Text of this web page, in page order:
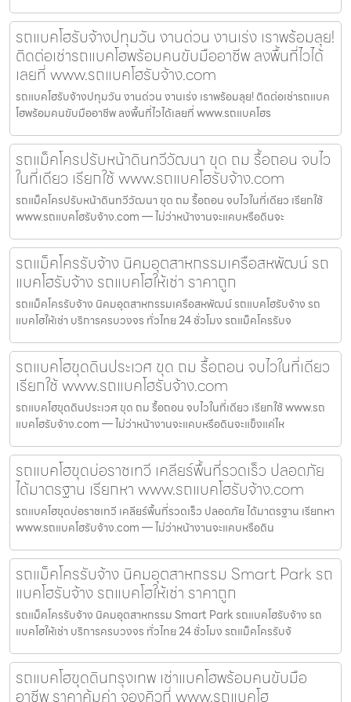
รถแบคโฮรับจ้างปทุมวัน งานด่วน งานเร่ง เราพร้อมลุย!
ติดต่อเช่ารถแบคโฮพร้อมคนขับมืออาชีพ ลงพื้นที่ไวได้
เลยที่ www.รถแบคโฮรับจ้าง.com
รถแบคโฮรับจ้างปทุมวัน งานด่วน งานเร่ง เราพร้อมลุย! ติดต่อเช่ารถแบค
โฮพร้อมคนขับมืออาชีพ ลงพื้นที่ไวได้เลยที่ www.รถแบคโฮร
รถแม็คโครปรับหน้าดินทวีวัฒนา ขุด ถม รื้อถอน จบไว
ในที่เดียว เรียกใช้ www.รถแบคโฮรับจ้าง.com
รถแม็คโครปรับหน้าดินทวีวัฒนา ขุด ถม รื้อถอน จบไวในที่เดียว เรียกใช้
www.รถแบคโฮรับจ้าง.com — ไม่ว่าหน้างานจะแคบหรือดินจะ
รถแม็คโครรับจ้าง นิคมอุตสาหกรรมเครือสหพัฒน์ รถ
แบคโฮรับจ้าง รถแบคโฮให้เช่า ราคาถูก
รถแม็คโครรับจ้าง นิคมอุตสาหกรรมเครือสหพัฒน์ รถแบคโฮรับจ้าง รถ
แบคโฮให้เช่า บริการครบวงจร ทั่วไทย 24 ชั่วโมง รถแม็คโครรับจ
รถแบคโฮขุดดินประเวศ ขุด ถม รื้อถอน จบไวในที่เดียว
เรียกใช้ www.รถแบคโฮรับจ้าง.com
รถแบคโฮขุดดินประเวศ ขุด ถม รื้อถอน จบไวในที่เดียว เรียกใช้ www.รถ
แบคโฮรับจ้าง.com — ไม่ว่าหน้างานจะแคบหรือดินจะแข็งแค่ไห
รถแบคโฮขุดบ่อราชเทวี เคลียร์พื้นที่รวดเร็ว ปลอดภัย
ได้มาตรฐาน เรียกหา www.รถแบคโฮรับจ้าง.com
รถแบคโฮขุดบ่อราชเทวี เคลียร์พื้นที่รวดเร็ว ปลอดภัย ได้มาตรฐาน เรียกหา
www.รถแบคโฮรับจ้าง.com — ไม่ว่าหน้างานจะแคบหรือดิน
รถแม็คโครรับจ้าง นิคมอุตสาหกรรม Smart Park รถ
แบคโฮรับจ้าง รถแบคโฮให้เช่า ราคาถูก
รถแม็คโครรับจ้าง นิคมอุตสาหกรรม Smart Park รถแบคโฮรับจ้าง รถ
แบคโฮให้เช่า บริการครบวงจร ทั่วไทย 24 ชั่วโมง รถแม็คโครรับจ้
รถแบคโฮขุดดินกรุงเทพ เช่าแบคโฮพร้อมคนขับมือ
อาชีพ ราคาคุ้มค่า จองคิวที่ www.รถแบคโฮ